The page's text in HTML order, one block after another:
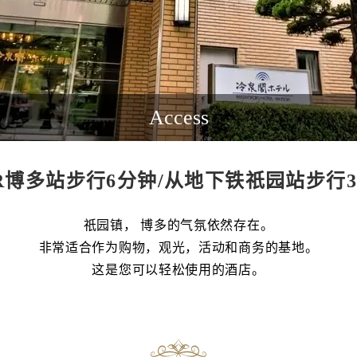
Access
博多站步行6分钟/从地下铁祇园站步行
祇园镇， 博多的气氛依然存在。
非常适合作为购物，观光，活动和商务的基地。
这是您可以轻松使用的酒店。